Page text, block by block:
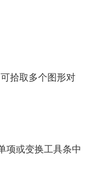
拾取多个图形对
项或变换工具条中